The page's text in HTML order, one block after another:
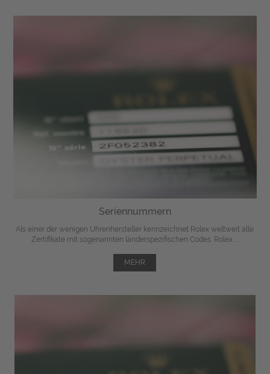
Seriennummern
Als einer der wenigen Uhrenhersteller kennzeichnet Rolex weltweit alle
Zertifikate mit sogenannten länderspezifischen Codes. Rolex ...
MEHR